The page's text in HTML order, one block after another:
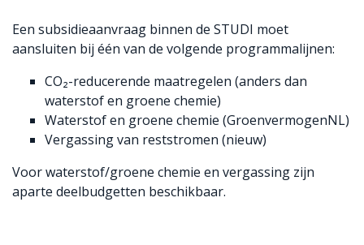
Een subsidieaanvraag binnen de STUDI moet
aansluiten bij één van de volgende programmalijnen:
CO₂-reducerende maatregelen (anders dan
waterstof en groene chemie)
Waterstof en groene chemie (GroenvermogenNL)
Vergassing van reststromen (nieuw)
Voor waterstof/groene chemie en vergassing zijn
aparte deelbudgetten beschikbaar.